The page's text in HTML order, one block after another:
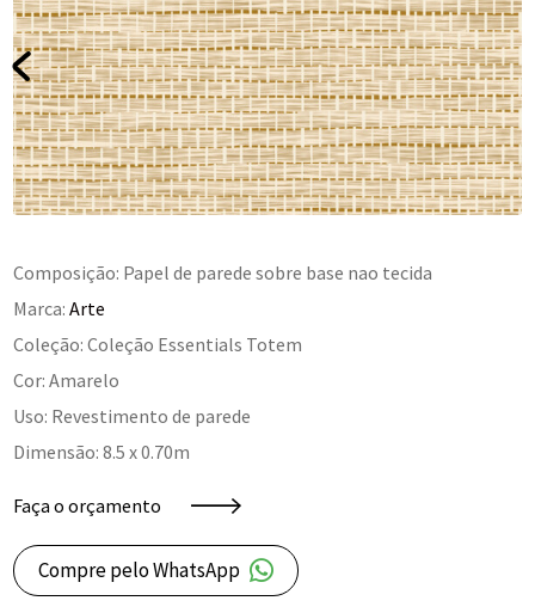
Composição: Papel de parede sobre base nao tecida
Marca:Arte
Coleção: Coleção Essentials Totem
Cor: Amarelo
Uso: Revestimento de parede
Dimensão: 8.5 x 0.70m
Faça o orçamento
Compre pelo WhatsApp